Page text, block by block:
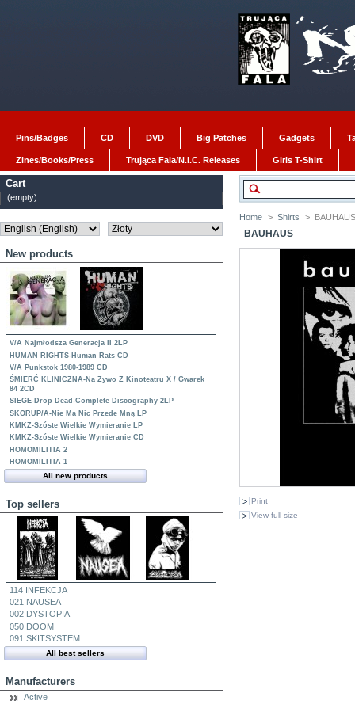
Pins/Badges CD DVD Big Patches Gadgets
Zines/Books/Press Trująca Fala/N.I.C. Releases Girls T-Shirt
Cart
(empty)
New products
V/A Najmłodsza Generacja II 2LP
HUMAN RIGHTS-Human Rats CD
V/A Punkstok 1980-1989 CD
ŚMIERĆ KLINICZNA-Na Żywo Z Kinoteatru X / Gwarek
84 2CD
SIEGE-Drop Dead-Complete Discography 2LP
SKORUP/A-Nie Ma Nic Przede Mną LP
KMKZ-Szóste Wielkie Wymieranie LP
KMKZ-Szóste Wielkie Wymieranie CD
HOMOMILITIA 2
HOMOMILITIA 1
All new products
Top sellers
114 INFEKCJA
021 NAUSEA
002 DYSTOPIA
050 DOOM
091 SKITSYSTEM
All best sellers
Manufacturers
Active
Home > Shirts >
BAUHAUS
Print
View full size